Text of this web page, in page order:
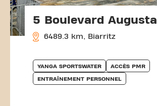
5 Boulevard Augusta
6489.3 km, Biarritz
YANGA SPORTSWATER ACCÈS PMR
ENTRAÎNEMENT PERSONNEL